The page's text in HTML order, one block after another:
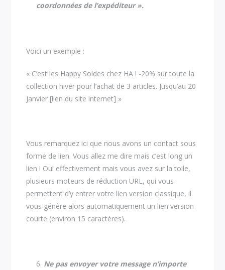
coordonnées de l’expéditeur ».
Voici un exemple :
« C’est les Happy Soldes chez HA ! -20% sur toute la
collection hiver pour l’achat de 3 articles. Jusqu’au 20
Janvier [lien du site internet] »
Vous remarquez ici que nous avons un contact sous
forme de lien. Vous allez me dire mais c’est long un
lien ! Oui effectivement mais vous avez sur la toile,
plusieurs moteurs de réduction URL, qui vous
permettent d’y entrer votre lien version classique, il
vous génère alors automatiquement un lien version
courte (environ 15 caractères).
Ne pas envoyer votre message n’importe